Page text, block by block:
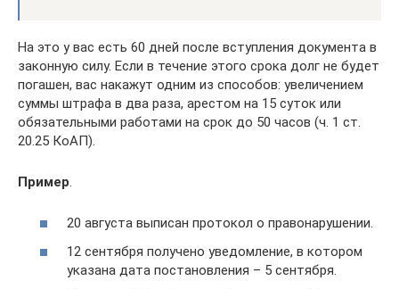
На это у вас есть 60 дней после вступления документа в
законную силу. Если в течение этого срока долг не будет
погашен, вас накажут одним из способов: увеличением
суммы штрафа в два раза, арестом на 15 суток или
обязательными работами на срок до 50 часов (ч. 1 ст.
20.25 КоАП).
Пример
20 августа выписан протокол о правонарушении.
12 сентября получено уведомление, в котором
указана дата постановления – 5 сентября.